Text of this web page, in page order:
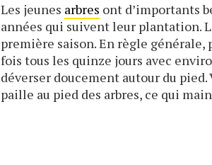
Les jeunes arbres ont d’importants
années qui suivent leur planta­tion.
première saison. En règle générale,
fois tous les quinze jours avec
déverser doucement autour du pied.
paille au pied des arbres, ce qui